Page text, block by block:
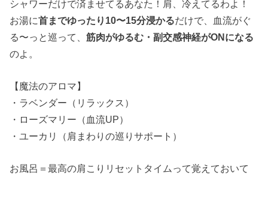
シャワーだけで済ませてるあなた！肩、冷えてるわよ！
お湯に首までゆったり10〜15分浸かるだけで、血流がぐ
る〜っと巡って、筋肉がゆるむ・副交感神経がONになる
のよ。
【魔法のアロマ】
・ラベンダー（リラックス）
・ローズマリー（血流UP）
・ユーカリ（肩まわりの巡りサポート）
お風呂＝最高の肩こりリセットタイムって覚えておいて